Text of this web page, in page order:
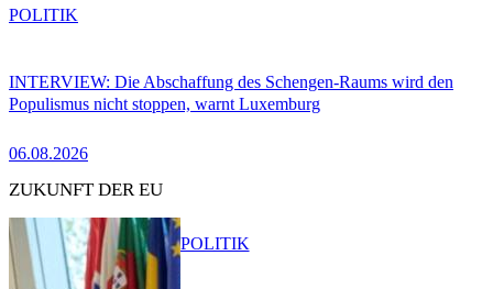
INTERVIEW: Die Abschaffung des Schengen-Raums wird den
Populismus nicht stoppen, warnt Luxemburg
06.08.2026
POLITIK
ZUKUNFT DER EU
POLITIK